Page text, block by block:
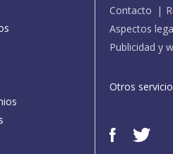
Contacto
Aspectos
Publicidad y
Otros